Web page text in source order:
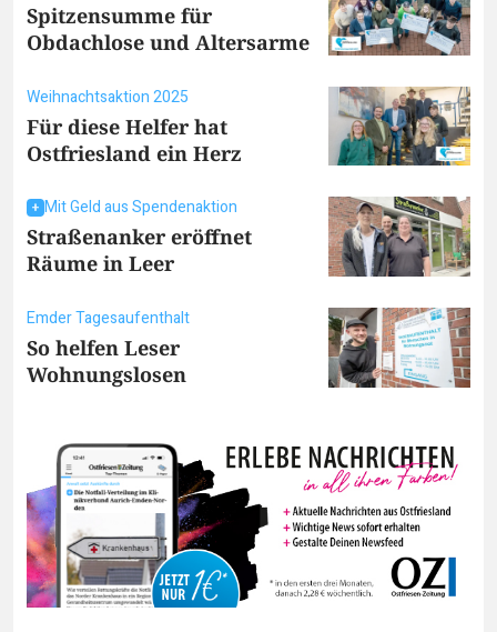
Spitzensumme für
Obdachlose und Altersarme
Weihnachtsaktion 2025
Für diese Helfer hat
Ostfriesland ein Herz
Mit Geld aus Spendenaktion
Straßenanker eröffnet
Räume in Leer
Emder Tagesaufenthalt
So helfen Leser
Wohnungslosen